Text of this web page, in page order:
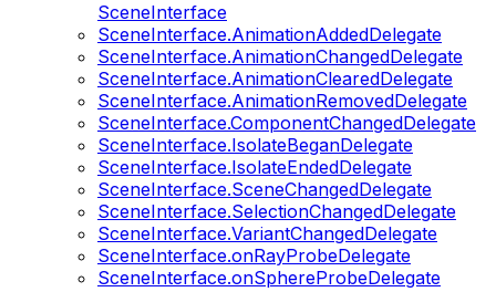
SceneInterface
SceneInterface.AnimationAddedDelegate
SceneInterface.AnimationChangedDelegate
SceneInterface.AnimationClearedDelegate
SceneInterface.AnimationRemovedDelegate
SceneInterface.ComponentChangedDelegate
SceneInterface.IsolateBeganDelegate
SceneInterface.IsolateEndedDelegate
SceneInterface.SceneChangedDelegate
SceneInterface.SelectionChangedDelegate
SceneInterface.VariantChangedDelegate
SceneInterface.onRayProbeDelegate
SceneInterface.onSphereProbeDelegate